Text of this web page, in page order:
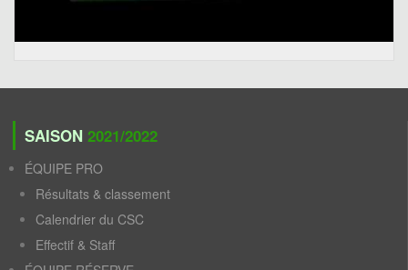
SAISON 2021/2022
ÉQUIPE PRO
Résultats & classement
Calendrier du CSC
Effectif & Staff